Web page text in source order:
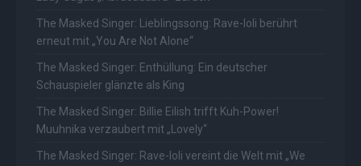
The Masked Singer: Lieblingssong: Rave-Ioli berührt
erneut mit „You Are Not Alone“
The Masked Singer: Enthüllung: Ein deutscher
Schauspieler glänzte als King
The Masked Singer: Billie Eilish trifft Kuh-Power!
Muuhnika verzaubert mit „Lovely“
The Masked Singer: Rave-Ioli vereint die Welt mit „We